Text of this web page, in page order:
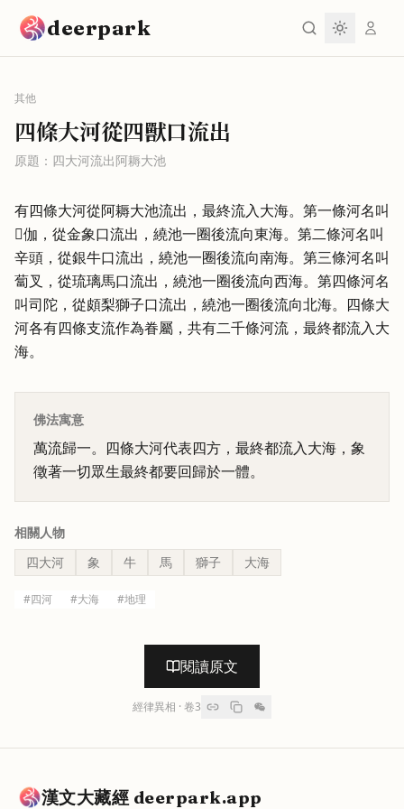
deerpark
其他
四條大河從四獸口流出
原題： 四大河流出阿耨大池
有四條大河從阿耨大池流出，最終流入大海。第一條河名叫
𠷐伽，從金象口流出，繞池一圈後流向東海。第二條河名叫
辛頭，從銀牛口流出，繞池一圈後流向南海。第三條河名叫
蔔叉，從琉璃馬口流出，繞池一圈後流向西海。第四條河名
叫司陀，從頗梨獅子口流出，繞池一圈後流向北海。四條大
河各有四條支流作為眷屬，共有二千條河流，最終都流入大
海。
佛法寓意
萬流歸一。四條大河代表四方，最終都流入大海，象
徵著一切眾生最終都要回歸於一體。
相關人物
四大河
象 牛 馬 獅子 大海
#四河 #大海 #地理
閱讀原文
經律異相 · 卷3
漢文大藏經 deerpark.app